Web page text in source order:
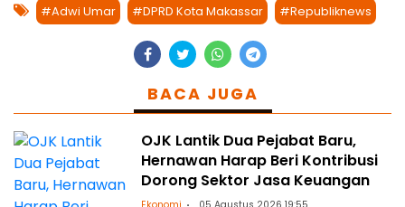
#Adwi Umar #DPRD Kota Makassar #Republiknews
BACA JUGA
OJK Lantik Dua Pejabat Baru,
Hernawan Harap Beri Kontribusi
Dorong Sektor Jasa Keuangan